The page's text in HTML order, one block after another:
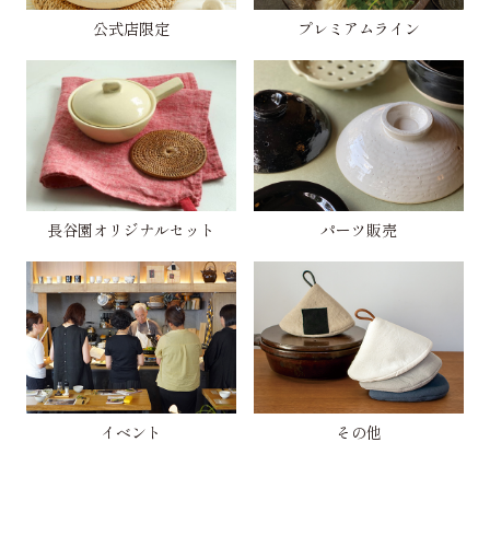
公式店限定 プレミアムライン
長谷園オリジナルセット パーツ販売
イベント その他